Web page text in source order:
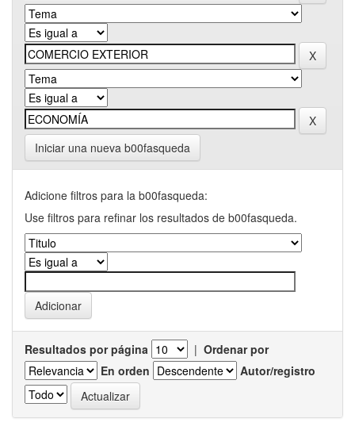
Iniciar una nueva b00fasqueda
Adicione filtros para la b00fasqueda:
Use filtros para refinar los resultados de b00fasqueda.
Resultados por página | Ordenar por
En orden
Autor/registro